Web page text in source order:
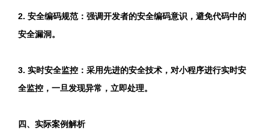
2. 安全编码规范：强调开发者的安全编码意识，避免代码中的
安全漏洞。
3. 实时安全监控：采用先进的安全技术，对小程序进行实时安
全监控，一旦发现异常，立即处理。
四、实际案例解析